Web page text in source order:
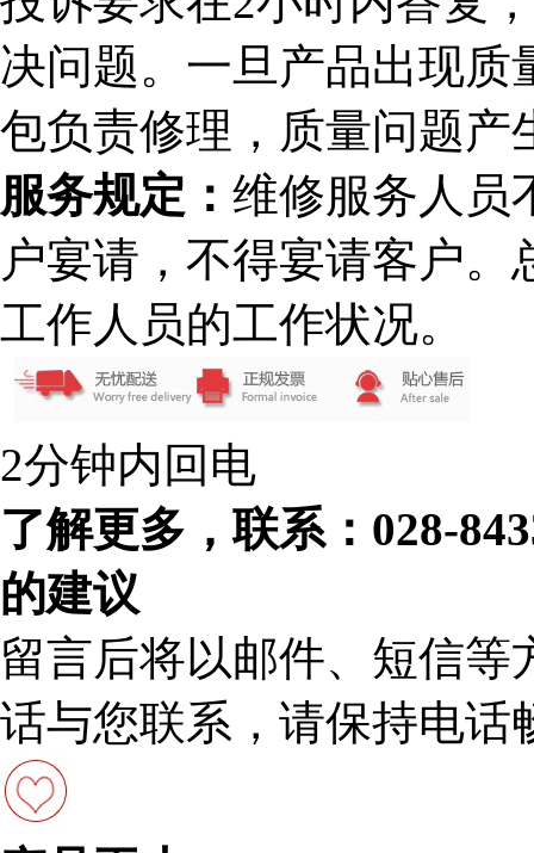
决问题。一旦产品出现
包负责修理，质量问题产
服务规定： 维修服务人员
户宴请，不得宴请客户
工作人员的工作状况。
2分钟内回电
了解更多，联系：028-
的建议
留言后将以邮件、短信
话与您联系，请保持电话